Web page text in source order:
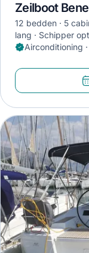
Zeilboot
12 bedden 5
lang
Schipper
Airconditioning